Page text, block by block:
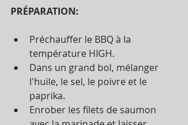
PRÉPARATION:
Préchauffer le BBQ à la
température HIGH.
Dans un grand bol, mélanger
l'huile, le sel, le poivre et le
paprika.
Enrober les filets de saumon